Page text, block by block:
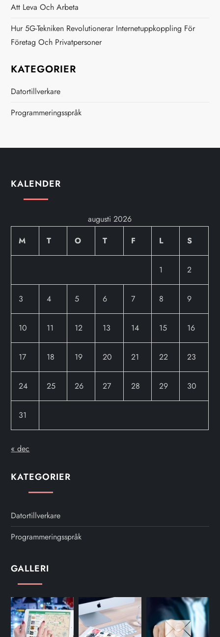
Att Leva Och Arbeta
Hur 5G-Tekniken Revolutionerar Internetuppkoppling För
Företag Och Privatpersoner
KATEGORIER
Datortillverkare
Programmeringsspråk
KALENDER
augusti 2026
M
T O T F L S
1 2
3 4 5 6 7 8 9
10 11 12 13 14 15 16
17 18 19 20 21 22 23
24 25 26 27 28 29 30
31
« dec
KATEGORIER
Datortillverkare
Programmeringsspråk
GALLERI